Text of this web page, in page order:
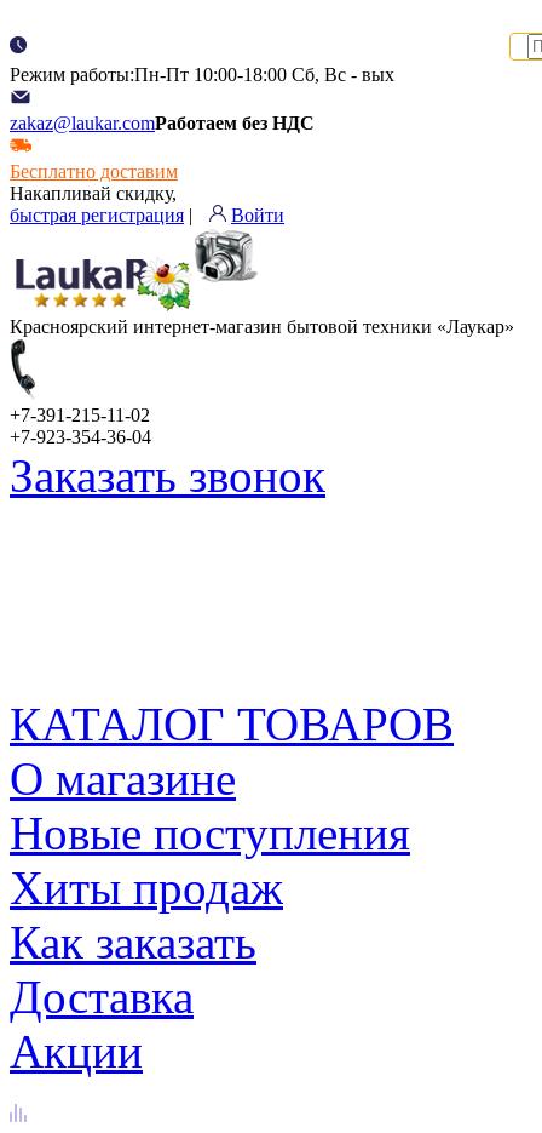
Режим работы:Пн-Пт 10:00-18:00 Сб, Вс - вых
zakaz@laukar.comРаботаем без НДС
Бесплатно доставим
Накапливай скидку,
быстрая регистрация | Войти
Красноярский интернет-магазин бытовой техники «Лаукар»
+7-391-215-11-02
+7-923-354-36-04
Заказать звонок
КАТАЛОГ ТОВАРОВ
О магазине
Новые поступления
Хиты продаж
Как заказать
Доставка
Акции